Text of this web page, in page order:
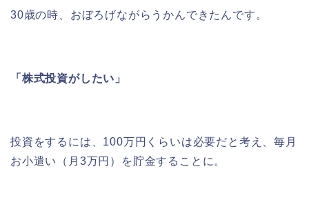
30歳の時、おぼろげながらうかんできたんです。
「株式投資がしたい」
投資をするには、100万円くらいは必要だと考え、毎月
お小遣い（月3万円）を貯金することに。